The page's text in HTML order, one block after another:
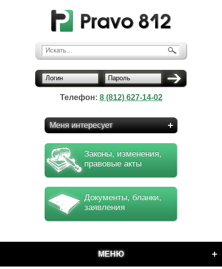
Искать...
Логин Пароль
Телефон: 8 (812) 627-14-02
Меня интересует
Законы, изменения,
правовые акты
Документы, бланки,
заявления
МЕНЮ